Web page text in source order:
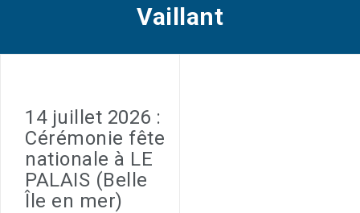
Vaillant
14 juillet 2026 :
Cérémonie fête
nationale à LE
PALAIS (Belle
Île en mer)